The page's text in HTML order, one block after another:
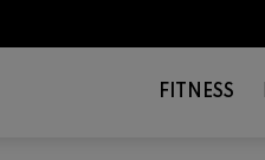
FITNESS